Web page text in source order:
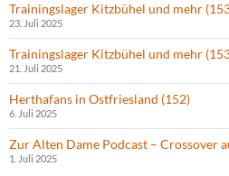
Trainingslager Kitzbühel und mehr
23. Juli 2025
Trainingslager Kitzbühel und mehr
21. Juli 2025
Herthafans in Ostfriesland (152)
6. Juli 2025
Zur Alten Dame Podcast – Crossover
1. Juli 2025